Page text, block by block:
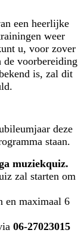
een heerlijke
weer
u, voor zover
de voorbereiding
is, zal dit
deze
staan.
muziekquiz.
zal starten om
en maximaal 6
06-27023015